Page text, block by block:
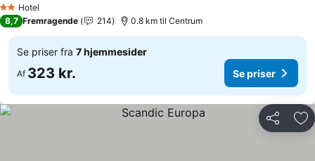
2 Stjerner
Hotel
8,7 Fremragende 214 0.8 km til Centrum
Se priser fra 7 hjemmesider
Af 323 kr. Se priser
Del